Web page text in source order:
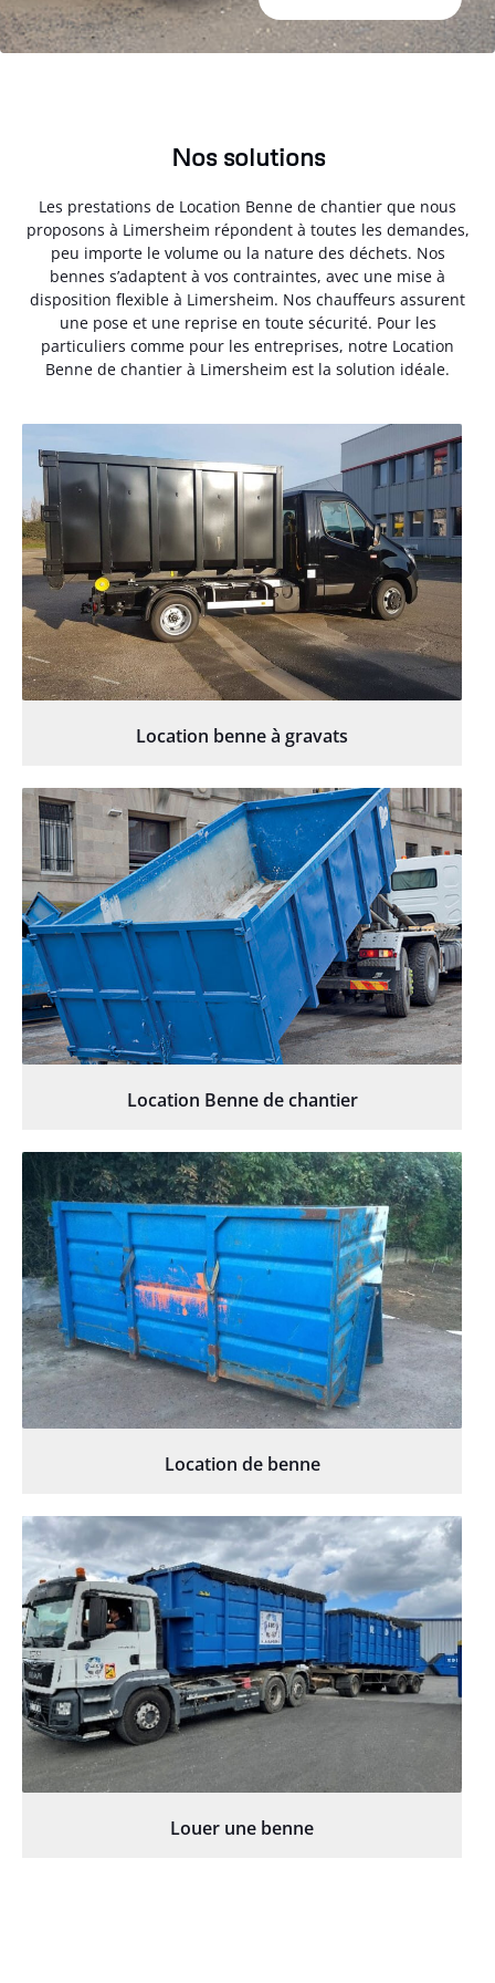
Nos solutions
Les prestations de Location Benne de chantier que nous
proposons à Limersheim répondent à toutes les demandes,
peu importe le volume ou la nature des déchets. Nos
bennes s’adaptent à vos contraintes, avec une mise à
disposition flexible à Limersheim. Nos chauffeurs assurent
une pose et une reprise en toute sécurité. Pour les
particuliers comme pour les entreprises, notre Location
Benne de chantier à Limersheim est la solution idéale.
Location benne à gravats
Location Benne de chantier
Location de benne
Louer une benne